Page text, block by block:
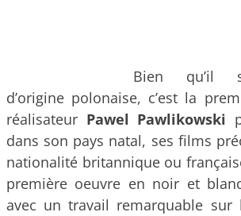
Bien qu’il
d’origine polonaise, c’est la
réalisateur Pawel Pawlikowski
dans son pays natal, ses films
nationalité britannique ou
première oeuvre en noir et
avec un travail remarquable sur